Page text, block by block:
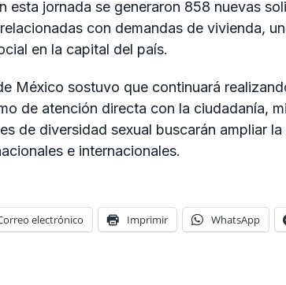
esta jornada se generaron 858 nuevas
con demandas de vivienda,
en la capital del país.
México sostuvo que continuará
de atención directa con la ciudadanía,
de diversidad sexual buscarán ampliar
e internacionales.
electrónico Imprimir WhatsApp